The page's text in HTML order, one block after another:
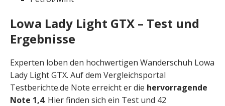
Lowa Lady Light GTX – Test und
Ergebnisse
Experten loben den hochwertigen Wanderschuh Lowa
Lady Light GTX. Auf dem Vergleichsportal
Testberichte.de Note erreicht er die hervorragende
Note 1,4. Hier finden sich ein Test und 42